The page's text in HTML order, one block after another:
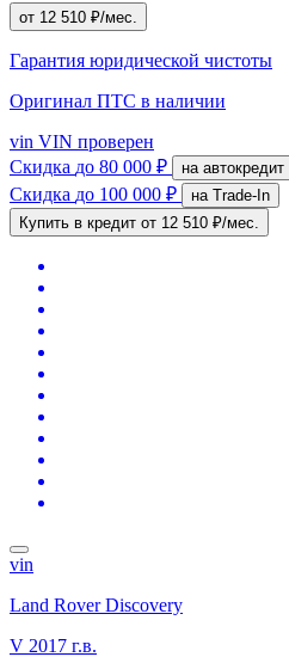
от 12 510 ₽/мес.
Гарантия юридической чистоты
Оригинал ПТС в наличии
vin VIN проверен
Скидка до 80 000 ₽ на автокредит
Скидка до 100 000 ₽
на Trade-In
Купить в кредит от 12 510 ₽/мес.
vin
Land Rover Discovery
V 2017 г.в.